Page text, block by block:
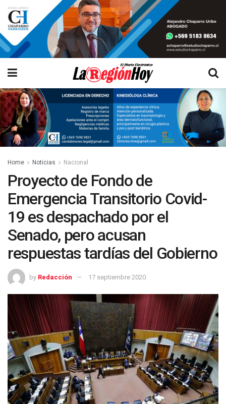
Home Noticias Nacional
Proyecto de Fondo de
Emergencia Transitorio Covid-
19 es despachado por el
Senado, pero acusan
respuestas tardías del Gobierno
by Redacción 17 septiembre 2020